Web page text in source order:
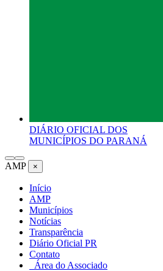
DIÁRIO OFICIAL DOS
MUNICÍPIOS DO PARANÁ
AMP ×
Início
AMP
Municípios
Notícias
Transparência
Diário Oficial PR
Contato
Área do Associado